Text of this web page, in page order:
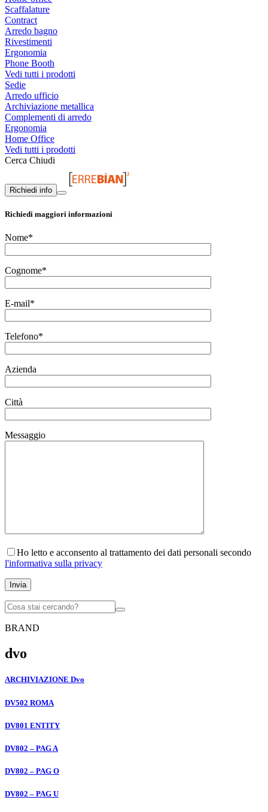
Scaffalature
Contract
Arredo bagno
Rivestimenti
Ergonomia
Phone Booth
Vedi tutti i prodotti
Sedie
Arredo ufficio
Archiviazione metallica
Complementi di arredo
Ergonomia
Home Office
Vedi tutti i prodotti
Cerca Chiudi
Richiedi info
Richiedi maggiori informazioni
Nome*
Cognome*
E-mail*
Telefono*
Azienda
Città
Messaggio
Ho letto e acconsento al trattamento dei dati personali secondo
l'informativa sulla privacy
Invia
BRAND
dvo
ARCHIVIAZIONE Dvo
DV502 ROMA
DV801 ENTITY
DV802 – PAG A
DV802 – PAG O
DV802 – PAG U